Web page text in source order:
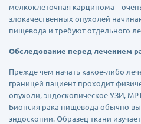
мелкоклеточная карцинома –
злокачественных опухолей
пищевода и требуют отдельного
Обследование перед лечением
Прежде чем начать какое-либо
границей пациент проходит
опухоли, эндоскопическое УЗИ,
Биопсия рака пищевода обычно
эндоскопии. Образец ткани